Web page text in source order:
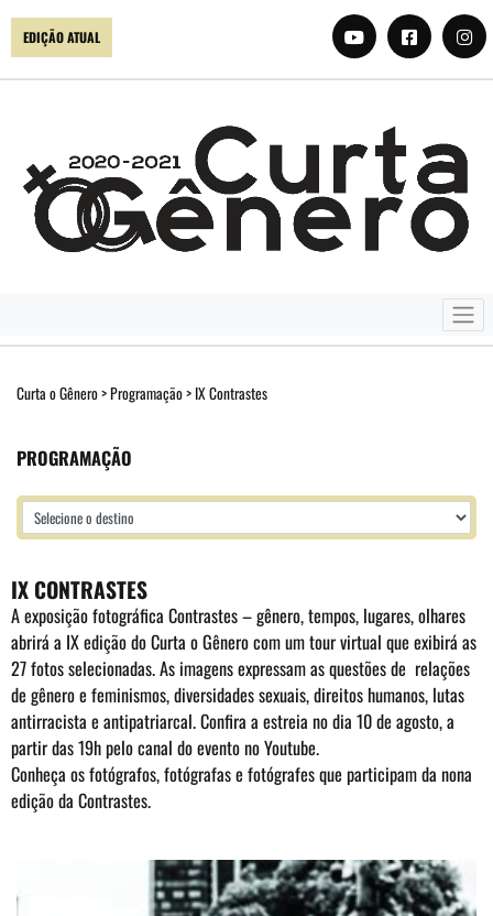
EDIÇÃO ATUAL
Curta o Gênero>Programação> IX Contrastes
PROGRAMAÇÃO
IX CONTRASTES
A exposição fotográfica Contrastes – gênero, tempos, lugares, olhares
abrirá a IX edição do Curta o Gênero com um tour virtual que exibirá as
27 fotos selecionadas. As imagens expressam as questões de relações
de gênero e feminismos, diversidades sexuais, direitos humanos, lutas
antirracista e antipatriarcal. Confira a estreia no dia 10 de agosto, a
partir das 19h pelo canal doevento no Youtube.
Conheça os fotógrafos, fotógrafas e fotógrafes que participam da nona
edição da Contrastes.